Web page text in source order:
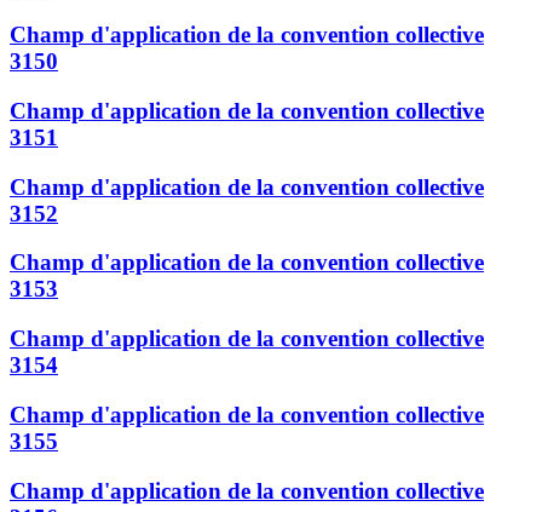
Champ d'application de la convention collective
3150
Champ d'application de la convention collective
3151
Champ d'application de la convention collective
3152
Champ d'application de la convention collective
3153
Champ d'application de la convention collective
3154
Champ d'application de la convention collective
3155
Champ d'application de la convention collective